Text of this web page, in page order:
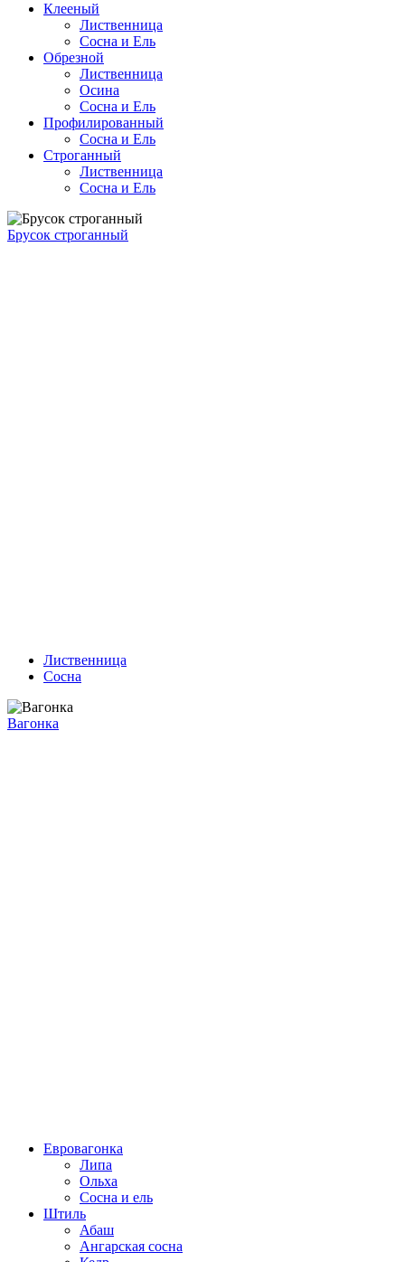
Клееный
Лиственница
Сосна и Ель
Обрезной
Лиственница
Осина
Сосна и Ель
Профилированный
Сосна и Ель
Строганный
Лиственница
Сосна и Ель
Брусок строганный
Лиственница
Сосна
Вагонка
Евровагонка
Липа
Ольха
Сосна и ель
Штиль
Абаш
Ангарская сосна